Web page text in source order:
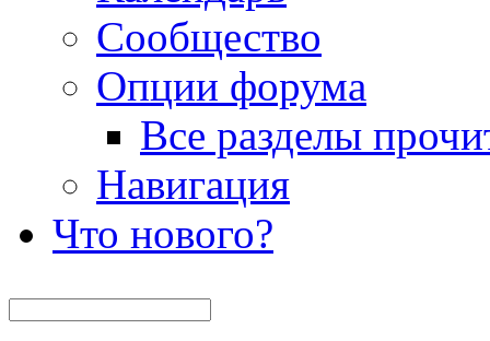
Сообщество
Опции форума
Все разделы
Навигация
Что нового?